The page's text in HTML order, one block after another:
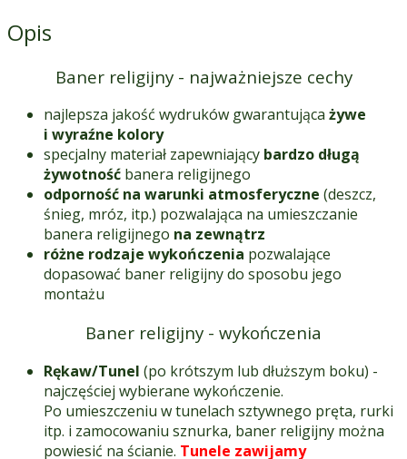
Opis
Baner religijny - najważniejsze cechy
najlepsza jakość wydruków gwarantująca żywe
i wyraźne kolory
specjalny materiał zapewniający bardzo długą
żywotność banera religijnego
odporność na warunki atmosferyczne (deszcz,
śnieg, mróz, itp.) pozwalająca na umieszczanie
banera religijnego na zewnątrz
różne rodzaje wykończenia pozwalające
dopasować baner religijny do sposobu jego
montażu
Baner religijny - wykończenia
Rękaw/Tunel (po krótszym lub dłuższym boku) -
najczęściej wybierane wykończenie.
Po umieszczeniu w tunelach sztywnego pręta, rurki
itp. i zamocowaniu sznurka, baner religijny można
powiesić na ścianie. Tunele zawijamy